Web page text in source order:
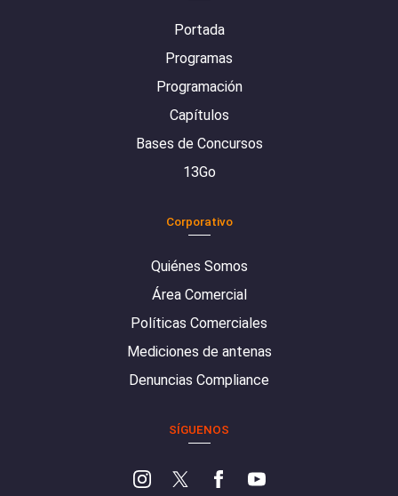
Portada
Programas
Programación
Capítulos
Bases de Concursos
13Go
Corporativo
Quiénes Somos
Área Comercial
Políticas Comerciales
Mediciones de antenas
Denuncias Compliance
SÍGUENOS